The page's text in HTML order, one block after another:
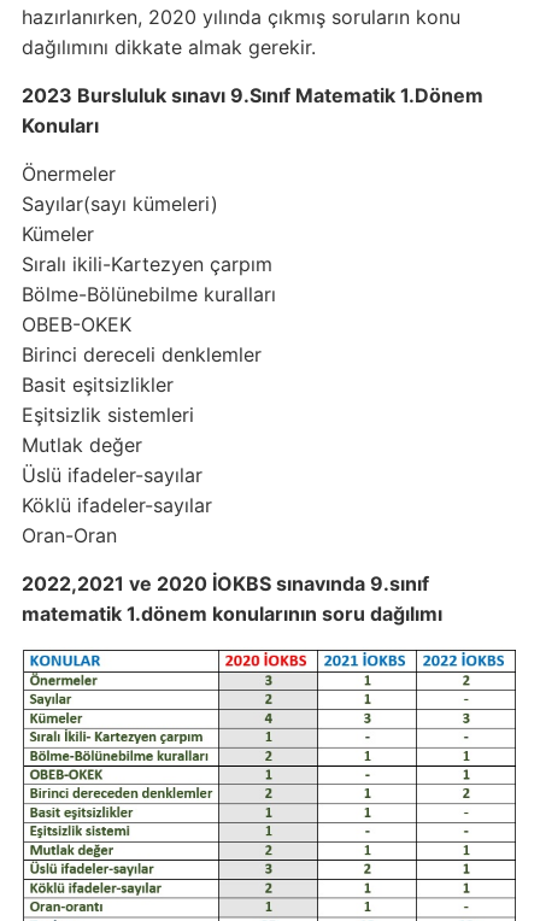
hazırlanırken, 2020 yılında çıkmış soruların konu
dağılımını dikkate almak gerekir.
2023 Bursluluk sınavı 9.Sınıf Matematik 1.Dönem
Konuları
Önermeler
Sayılar(sayı kümeleri)
Kümeler
Sıralı ikili-Kartezyen çarpım
Bölme-Bölünebilme kuralları
OBEB-OKEK
Birinci dereceli denklemler
Basit eşitsizlikler
Eşitsizlik sistemleri
Mutlak değer
Üslü ifadeler-sayılar
Köklü ifadeler-sayılar
Oran-Oran
2022,2021 ve 2020 İOKBS sınavında 9.sınıf
matematik 1.dönem konularının soru dağılımı